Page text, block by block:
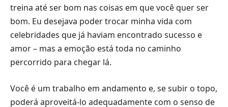
treina até ser bom nas coisas em que você quer ser
bom. Eu desejava poder trocar minha vida com
celebridades que já haviam encontrado sucesso e
amor – mas a emoção está toda no caminho
percorrido para chegar lá.
Você é um trabalho em andamento e, se subir o topo,
poderá aproveitá-lo adequadamente com o senso de